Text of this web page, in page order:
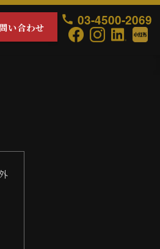
い合わせ 03-4500-2069